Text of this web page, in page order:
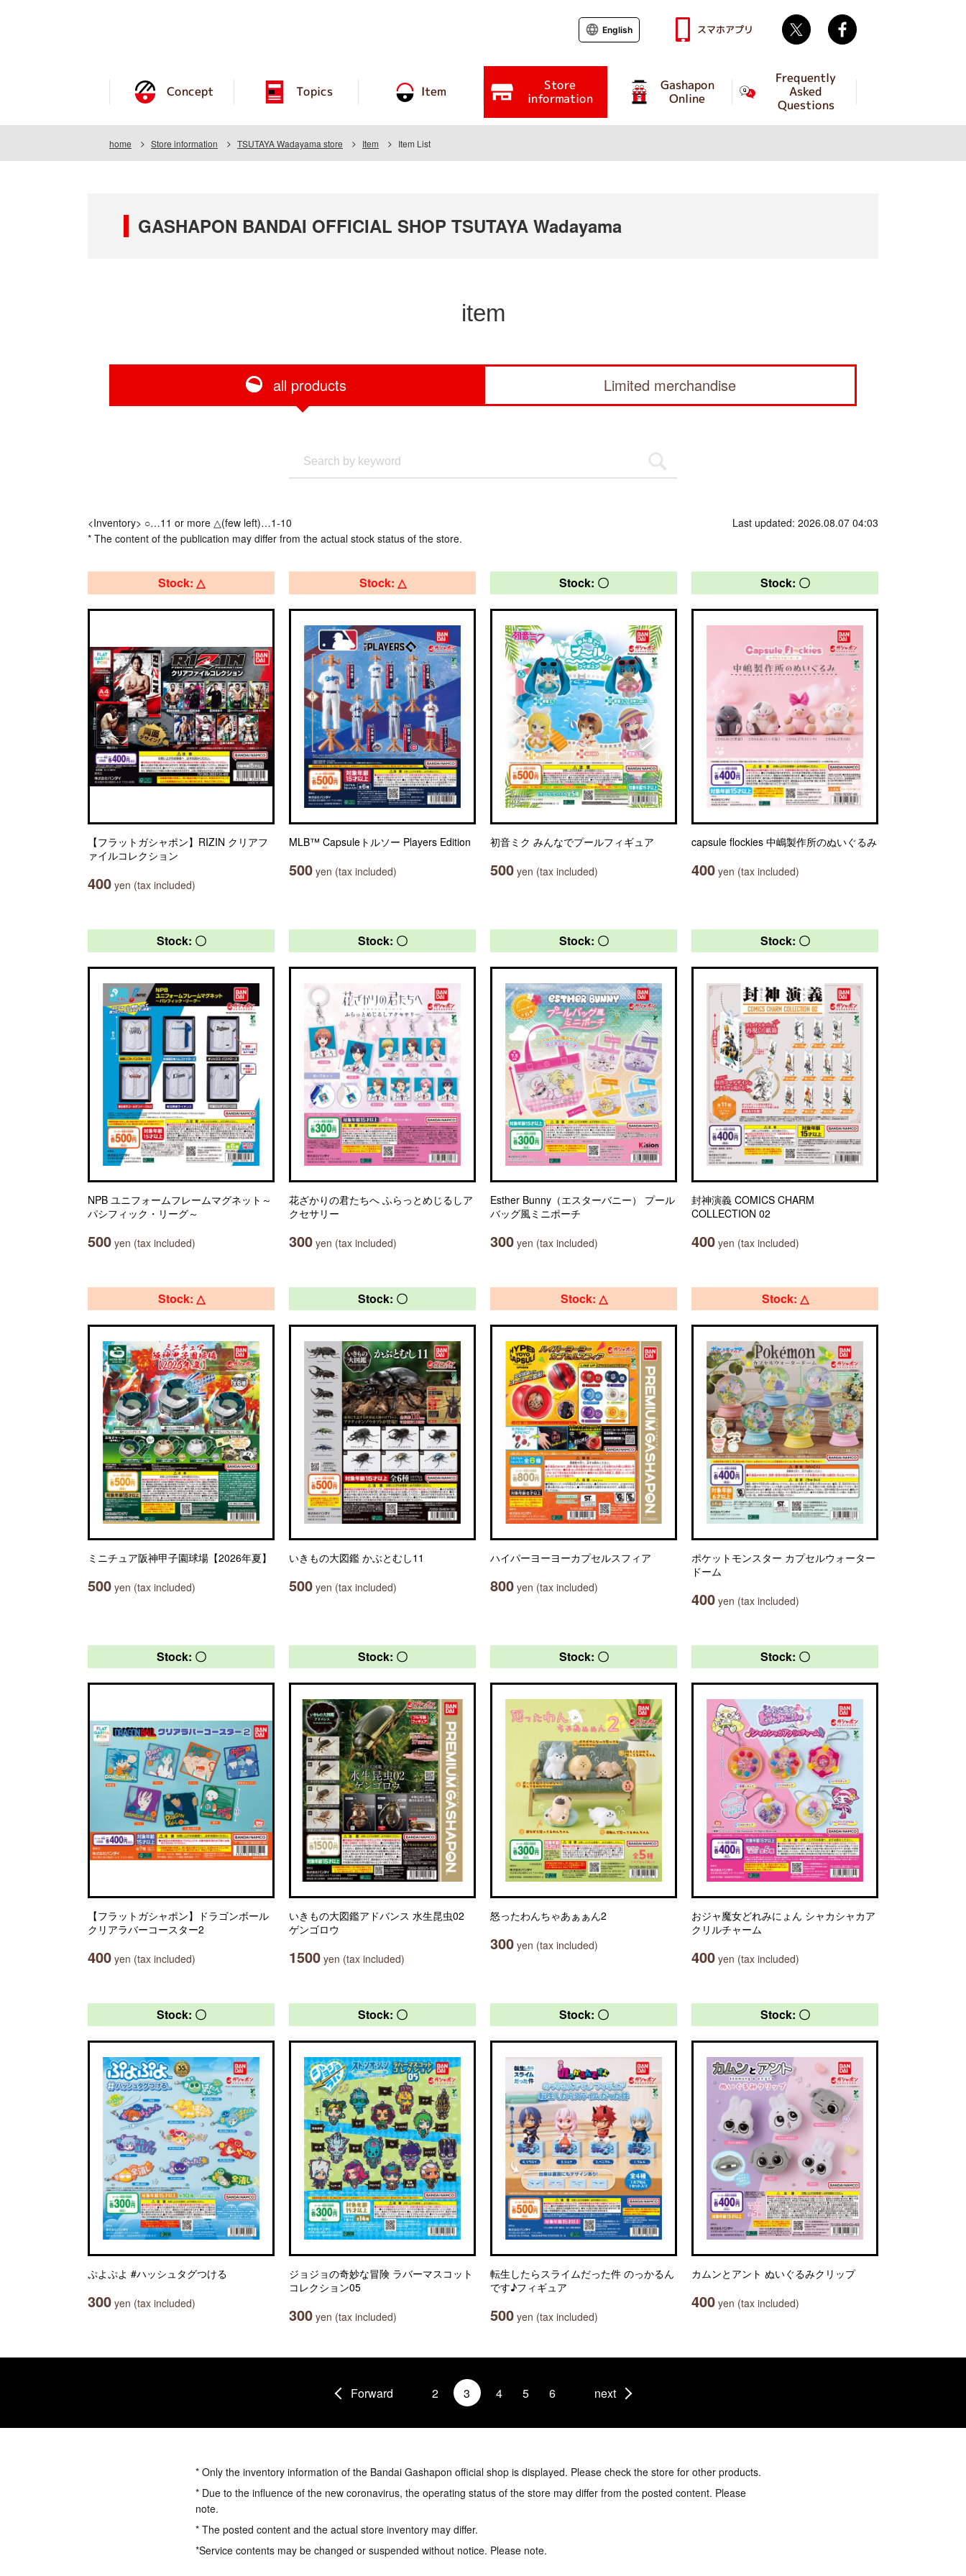
Concept Topics Item Store
information
Gashapon
Online
Frequently
Asked
Questions
English スマホアプリ Twitter
home Store information TSUTAYA Wadayama store Item Item List
GASHAPON BANDAI OFFICIAL SHOP TSUTAYA Wadayama
item
all products Limited merchandise
<Inventory> ○…11 or more △(few left)…1-10
* The content of the publication may differ from the actual stock status of the store.
Last updated: 2026.08.07 04:03
Stock: △
【フラットガシャポン】RIZIN クリアフ
ァイルコレクション
400 yen (tax included)
Stock: △
MLB™ Capsuleトルソー Players Edition
500 yen (tax included)
Stock: 〇
初音ミク みんなでプールフィギュア
500 yen (tax included)
Stock: 〇
capsule flockies 中嶋製作所のぬいぐるみ
400 yen (tax included)
Stock: 〇
NPB ユニフォームフレームマグネット～
パシフィック・リーグ～
500 yen (tax included)
Stock: 〇
花ざかりの君たちへ ふらっとめじるしア
クセサリー
300 yen (tax included)
Stock: 〇
Esther Bunny（エスターバニー） プール
バッグ風ミニポーチ
300 yen (tax included)
Stock: 〇
封神演義 COMICS CHARM
COLLECTION 02
400 yen (tax included)
Stock: △
ミニチュア阪神甲子園球場【2026年夏】
500 yen (tax included)
Stock: 〇
いきもの大図鑑 かぶとむし11
500 yen (tax included)
Stock: △
ハイパーヨーヨーカプセルスフィア
800 yen (tax included)
Stock: △
ポケットモンスター カプセルウォーター
ドーム
400 yen (tax included)
Stock: 〇
【フラットガシャポン】ドラゴンボール
クリアラバーコースター2
400 yen (tax included)
Stock: 〇
いきもの大図鑑アドバンス 水生昆虫02
ゲンゴロウ
1500 yen (tax included)
Stock: 〇
怒ったわんちゃあぁぁん2
300 yen (tax included)
Stock: 〇
おジャ魔女どれみにょん シャカシャカア
クリルチャーム
400 yen (tax included)
Stock: 〇
ぷよぷよ #ハッシュタグつける
300 yen (tax included)
Stock: 〇
ジョジョの奇妙な冒険 ラバーマスコット
コレクション05
300 yen (tax included)
Stock: 〇
転生したらスライムだった件 のっかるん
です♪フィギュア
500 yen (tax included)
Stock: 〇
カムンとアント ぬいぐるみクリップ
400 yen (tax included)
Forward 2 3 4 5 6 next
* Only the inventory information of the Bandai Gashapon official shop is displayed. Please check the store for other products.
* Due to the influence of the new coronavirus, the operating status of the store may differ from the posted content. Please
note.
* The posted content and the actual store inventory may differ.
*Service contents may be changed or suspended without notice. Please note.